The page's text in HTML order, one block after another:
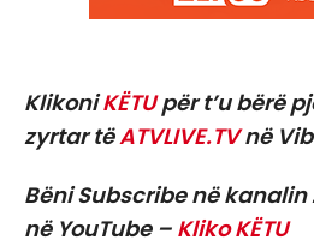
KlikoniKËTUpër t’u bërë
zyrtar tëATVLIVE.TVnë
Bëni Subscribe në
në YouTube – Kliko KËTU